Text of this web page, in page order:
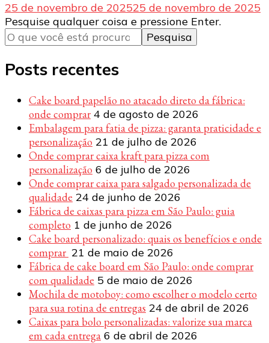
25 de novembro de 202525 de novembro de 2025
Procurando
algo?
Pesquise qualquer coisa e pressione Enter.
Posts recentes
Cake board papelão no atacado direto da fábrica:
onde comprar 4 de agosto de 2026
Embalagem para fatia de pizza: garanta praticidade e
personalização 21 de julho de 2026
Onde comprar caixa kraft para pizza com
personalização 6 de julho de 2026
Onde comprar caixa para salgado personalizada de
qualidade 24 de junho de 2026
Fábrica de caixas para pizza em São Paulo: guia
completo 1 de junho de 2026
Cake board personalizado: quais os benefícios e onde
comprar 21 de maio de 2026
Fábrica de cake board em São Paulo: onde comprar
com qualidade 5 de maio de 2026
Mochila de motoboy: como escolher o modelo certo
para sua rotina de entregas 24 de abril de 2026
Caixas para bolo personalizadas: valorize sua marca
em cada entrega 6 de abril de 2026